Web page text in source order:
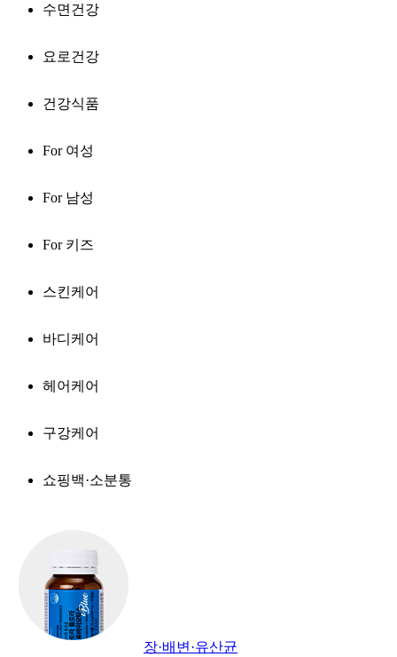
수면건강
요로건강
건강식품
For 여성
For 남성
For 키즈
스킨케어
바디케어
헤어케어
구강케어
쇼핑백·소분통
장·배변·유산균